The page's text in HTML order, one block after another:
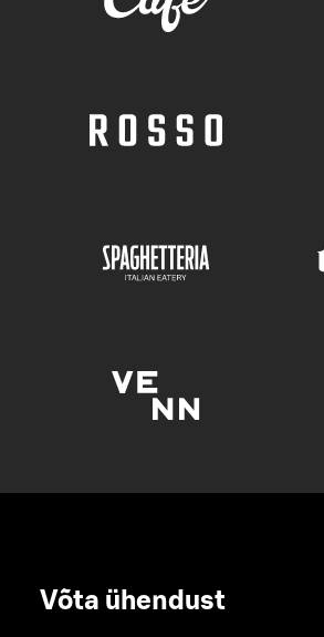
Võta ühendust